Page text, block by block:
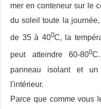
mer en conteneur sur le
du soleil toute la
de 35 à 400C, la
peut atteindre 60-800
panneau isolant et
l'intérieur.
Parce que comme vous